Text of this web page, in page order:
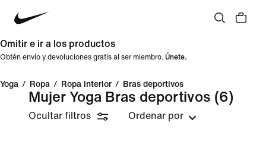
Omitir e ir a los productos
Obtén envío y devoluciones gratis al ser miembro. Únete.
Yoga / Ropa / Ropa interior / Bras deportivos
Mujer Yoga Bras deportivos (6)
Ocultar filtros Ordenar por